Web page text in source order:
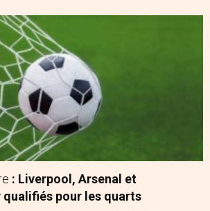
: Liverpool, Arsenal et
pour les quarts